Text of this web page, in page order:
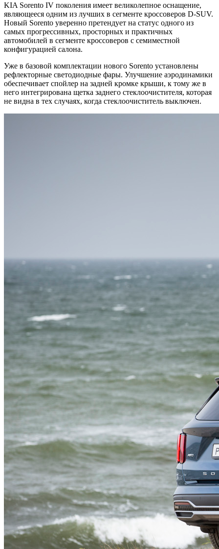
KIA Sorento IV поколения имеет великолепное оснащение,
являющееся одним из лучших в сегменте кроссоверов D‑SUV.
Новый Sorento уверенно претендует на статус одного из
самых прогрессивных, просторных и практичных
автомобилей в сегменте кроссоверов с семиместной
конфигурацией салона.
Уже в базовой комплектации нового Sorento установлены
рефлекторные светодиодные фары. Улучшение аэродинамики
обеспечивает спойлер на задней кромке крыши, к тому же в
него интегрирована щетка заднего стеклоочистителя, которая
не видна в тех случаях, когда стеклоочиститель выключен.